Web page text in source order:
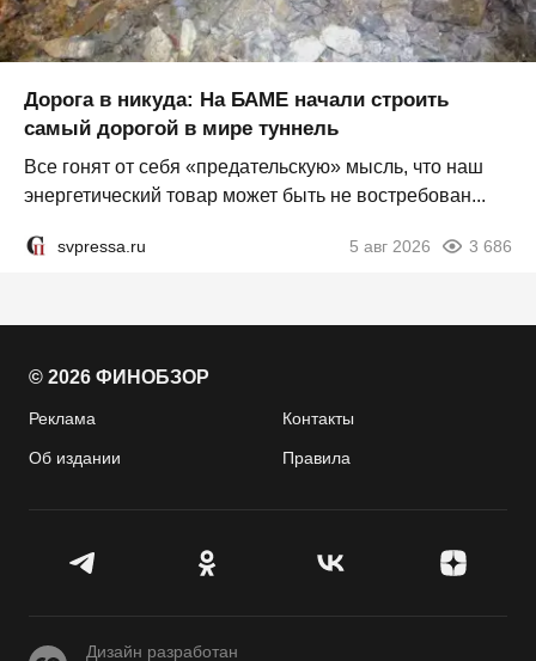
Дорога в никуда: На БАМЕ начали строить
самый дорогой в мире туннель
Все гонят от себя «предательскую» мысль, что наш
энергетический товар может быть не востребован...
svpressa.ru 5 авг 2026 3 686
© 2026 ФИНОБЗОР
Реклама Контакты
Об издании Правила